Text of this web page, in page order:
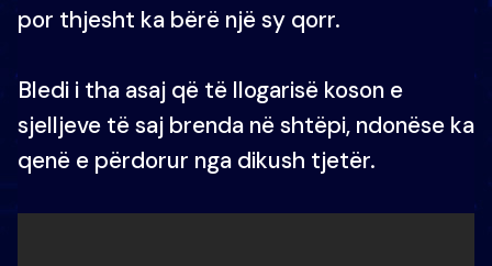
por thjesht ka bërë një sy qorr.
Bledi i tha asaj që të llogarisë koson e
sjelljeve të saj brenda në shtëpi, ndonëse ka
qenë e përdorur nga dikush tjetër.